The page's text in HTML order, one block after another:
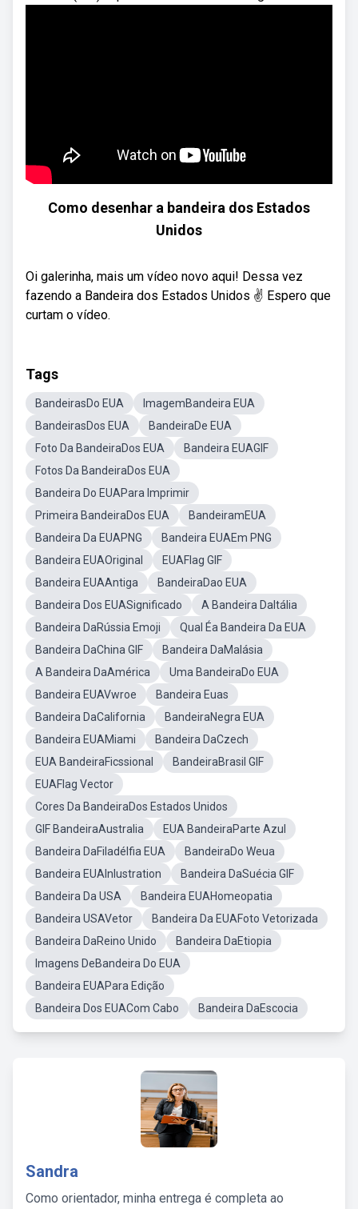
Como desenhar a bandeira dos Estados
Unidos
Oi galerinha, mais um vídeo novo aqui! Dessa vez
fazendo a Bandeira dos Estados Unidos ✌️ Espero que
curtam o vídeo.
Tags
BandeirasDo EUA
ImagemBandeira EUA
BandeirasDos EUA
BandeiraDe EUA
Foto Da BandeiraDos EUA
Bandeira EUAGIF
Fotos Da BandeiraDos EUA
Bandeira Do EUAPara Imprimir
Primeira BandeiraDos EUA
BandeiramEUA
Bandeira Da EUAPNG
Bandeira EUAEm PNG
Bandeira EUAOriginal
EUAFlag GIF
Bandeira EUAAntiga
BandeiraDao EUA
Bandeira Dos EUASignificado
A Bandeira DaItália
Bandeira DaRússia Emoji
Qual Éa Bandeira Da EUA
Bandeira DaChina GIF
Bandeira DaMalásia
A Bandeira DaAmérica
Uma BandeiraDo EUA
Bandeira EUAVwroe
Bandeira Euas
Bandeira DaCalifornia
BandeiraNegra EUA
Bandeira EUAMiami
Bandeira DaCzech
EUA BandeiraFicssional
BandeiraBrasil GIF
EUAFlag Vector
Cores Da BandeiraDos Estados Unidos
GIF BandeiraAustralia
EUA BandeiraParte Azul
Bandeira DaFiladélfia EUA
BandeiraDo Weua
Bandeira EUAInlustration
Bandeira DaSuécia GIF
Bandeira Da USA
Bandeira EUAHomeopatia
Bandeira USAVetor
Bandeira Da EUAFoto Vetorizada
Bandeira DaReino Unido
Bandeira DaEtiopia
Imagens DeBandeira Do EUA
Bandeira EUAPara Edição
Bandeira Dos EUACom Cabo
Bandeira DaEscocia
Sandra
Como orientador, minha entrega é completa ao